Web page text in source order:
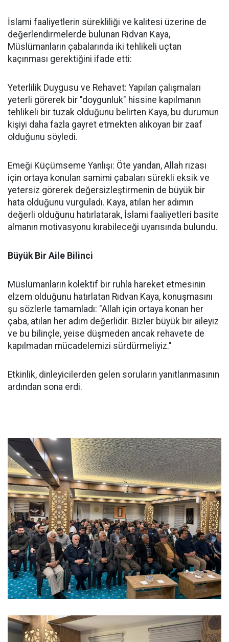
İslami faaliyetlerin sürekliliği ve kalitesi üzerine de
değerlendirmelerde bulunan Rıdvan Kaya,
Müslümanların çabalarında iki tehlikeli uçtan
kaçınması gerektiğini ifade etti:
Yeterlilik Duygusu ve Rehavet: Yapılan çalışmaları
yeterli görerek bir "doygunluk" hissine kapılmanın
tehlikeli bir tuzak olduğunu belirten Kaya, bu durumun
kişiyi daha fazla gayret etmekten alıkoyan bir zaaf
olduğunu söyledi.
Emeği Küçümseme Yanlışı: Öte yandan, Allah rızası
için ortaya konulan samimi çabaları sürekli eksik ve
yetersiz görerek değersizleştirmenin de büyük bir
hata olduğunu vurguladı. Kaya, atılan her adımın
değerli olduğunu hatırlatarak, İslami faaliyetleri basite
almanın motivasyonu kırabileceği uyarısında bulundu.
Büyük Bir Aile Bilinci
Müslümanların kolektif bir ruhla hareket etmesinin
elzem olduğunu hatırlatan Rıdvan Kaya, konuşmasını
şu sözlerle tamamladı: "Allah için ortaya konan her
çaba, atılan her adım değerlidir. Bizler büyük bir aileyiz
ve bu bilinçle, yeise düşmeden ancak rehavete de
kapılmadan mücadelemizi sürdürmeliyiz."
Etkinlik, dinleyicilerden gelen soruların yanıtlanmasının
ardından sona erdi.